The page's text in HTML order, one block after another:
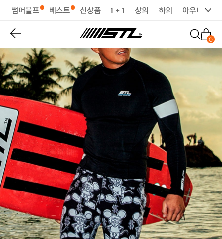
썸머블프 베스트 신상품 1 + 1 상의 하의 아우터
0